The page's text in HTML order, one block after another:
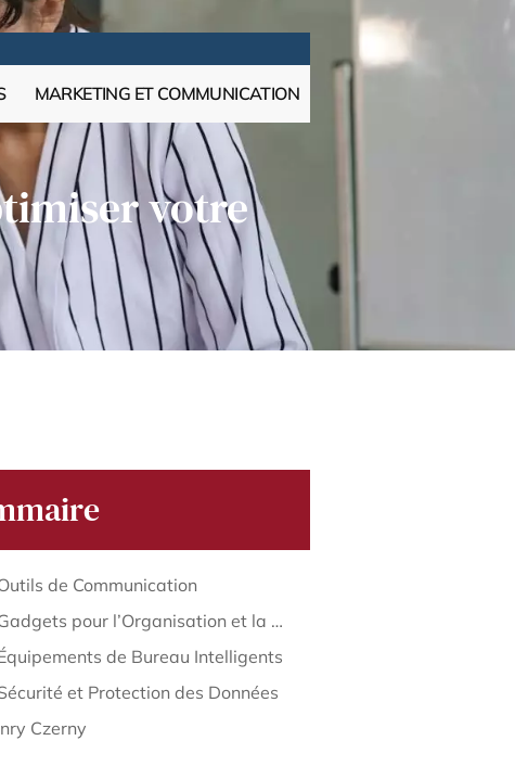
MARKETING ET COMMUNICATION
votre
de Communication
2. Gadgets pour l’Organisation et la Productivité
de Bureau Intelligents
et Protection des Données
Czerny